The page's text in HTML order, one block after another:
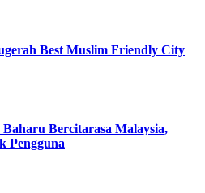
Best Muslim Friendly City
Bercitarasa Malaysia,
Pengguna